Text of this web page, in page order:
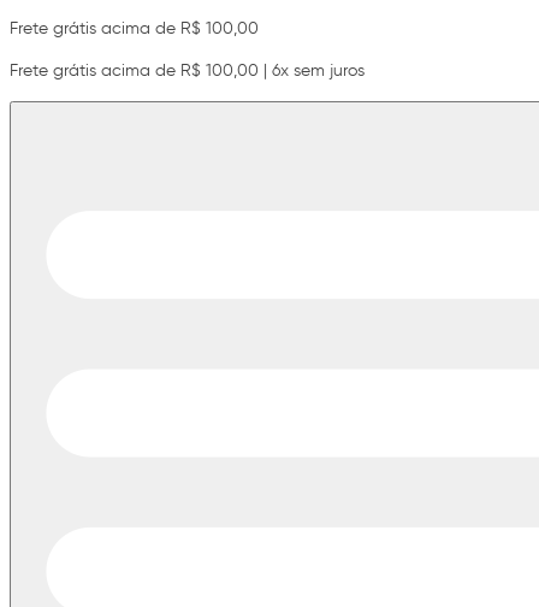
Frete grátis acima de R$ 100,00
Frete grátis acima de R$ 100,00 | 6x sem juros